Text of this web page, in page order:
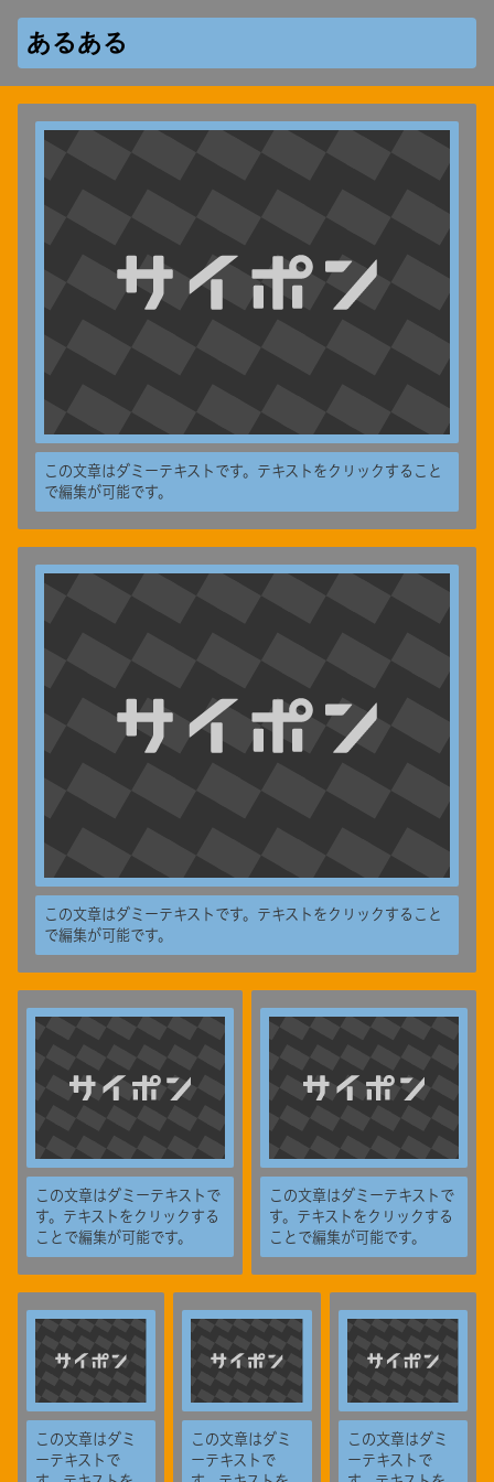
あるある
この文章はダミーテキストです。テキストをクリックすること
で編集が可能です。
この文章はダミーテキストです。テキストをクリックすること
で編集が可能です。
この文章はダミーテキストで
す。テキストをクリックする
ことで編集が可能です。
この文章はダミーテキストで
す。テキストをクリックする
ことで編集が可能です。
この文章はダミ
ーテキストで
この文章はダミ
ーテキストで
この文章はダミ
ーテキストで